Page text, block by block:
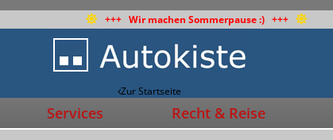
+++ Wir machen Sommerpause :) +++
Zur Startseite
Services Recht & Reise